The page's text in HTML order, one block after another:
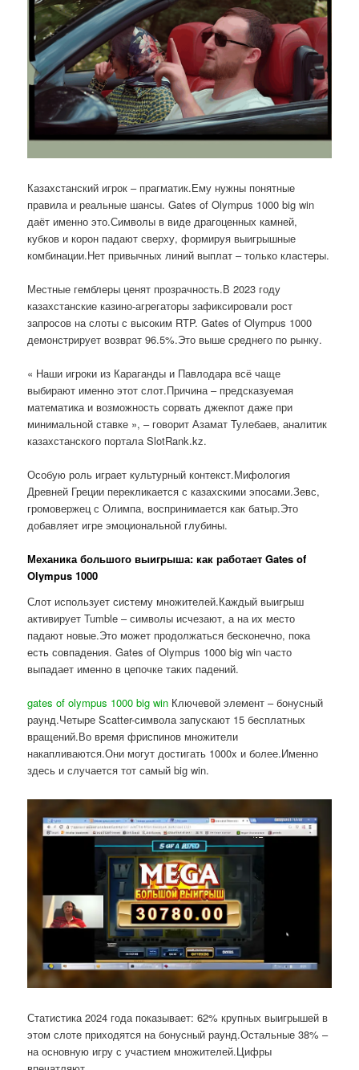
Казахстанский игрок – прагматик.Ему нужны понятные
правила и реальные шансы. Gates of Olympus 1000 big win
даёт именно это.Символы в виде драгоценных камней,
кубков и корон падают сверху, формируя выигрышные
комбинации.Нет привычных линий выплат – только кластеры.
Местные гемблеры ценят прозрачность.В 2023 году
казахстанские казино-агрегаторы зафиксировали рост
запросов на слоты с высоким RTP. Gates of Olympus 1000
демонстрирует возврат 96.5%.Это выше среднего по рынку.
« Наши игроки из Караганды и Павлодара всё чаще
выбирают именно этот слот.Причина – предсказуемая
математика и возможность сорвать джекпот даже при
минимальной ставке », – говорит Азамат Тулебаев, аналитик
казахстанского портала SlotRank.kz.
Особую роль играет культурный контекст.Мифология
Древней Греции перекликается с казахскими эпосами.Зевс,
громовержец с Олимпа, воспринимается как батыр.Это
добавляет игре эмоциональной глубины.
Механика большого выигрыша: как работает Gates of
Olympus 1000
Слот использует систему множителей.Каждый выигрыш
активирует Tumble – символы исчезают, а на их место
падают новые.Это может продолжаться бесконечно, пока
есть совпадения. Gates of Olympus 1000 big win часто
выпадает именно в цепочке таких падений.
gates of olympus 1000 big win Ключевой элемент – бонусный
раунд.Четыре Scatter-символа запускают 15 бесплатных
вращений.Во время фриспинов множители
накапливаются.Они могут достигать 1000x и более.Именно
здесь и случается тот самый big win.
Статистика 2024 года показывает: 62% крупных выигрышей в
этом слоте приходятся на бонусный раунд.Остальные 38% –
на основную игру с участием множителей.Цифры